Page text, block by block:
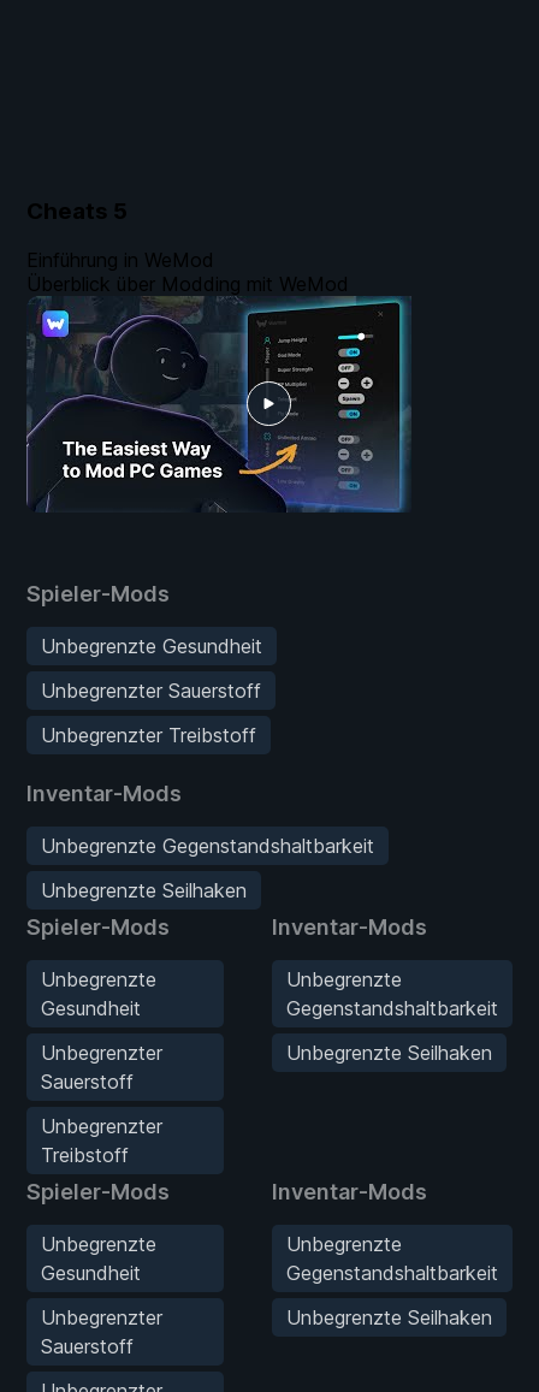
Cheats 5
Spieler-Mods
Unbegrenzte Gesundheit
Unbegrenzter Sauerstoff
Unbegrenzter Treibstoff
Inventar-Mods
Unbegrenzte Gegenstandshaltbarkeit
Unbegrenzte Seilhaken
Spieler-Mods
Unbegrenzte
Gesundheit
Unbegrenzter
Sauerstoff
Unbegrenzter
Treibstoff
Inventar-Mods
Unbegrenzte
Gegenstandshaltbarkeit
Unbegrenzte Seilhaken
Spieler-Mods
Unbegrenzte
Gesundheit
Unbegrenzter
Sauerstoff
Inventar-Mods
Unbegrenzte
Gegenstandshaltbarkeit
Unbegrenzte Seilhaken
Einführung in WeMod
Überblick über Modding mit WeMod